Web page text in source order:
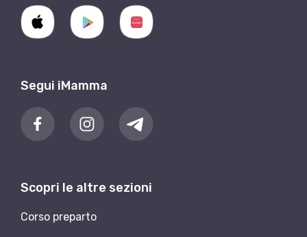
Segui iMamma
Scopri le altre sezioni
Corso preparto